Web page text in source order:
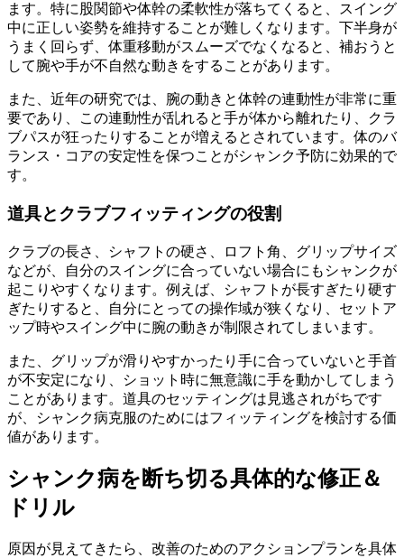
ます。特に股関節や体幹の柔軟性が落ちてくると、スイング
中に正しい姿勢を維持することが難しくなります。下半身が
うまく回らず、体重移動がスムーズでなくなると、補おうと
して腕や手が不自然な動きをすることがあります。
また、近年の研究では、腕の動きと体幹の連動性が非常に重
要であり、この連動性が乱れると手が体から離れたり、クラ
ブパスが狂ったりすることが増えるとされています。体のバ
ランス・コアの安定性を保つことがシャンク予防に効果的で
す。
道具とクラブフィッティングの役割
クラブの長さ、シャフトの硬さ、ロフト角、グリップサイズ
などが、自分のスイングに合っていない場合にもシャンクが
起こりやすくなります。例えば、シャフトが長すぎたり硬す
ぎたりすると、自分にとっての操作域が狭くなり、セットア
ップ時やスイング中に腕の動きが制限されてしまいます。
また、グリップが滑りやすかったり手に合っていないと手首
が不安定になり、ショット時に無意識に手を動かしてしまう
ことがあります。道具のセッティングは見逃されがちです
が、シャンク病克服のためにはフィッティングを検討する価
値があります。
シャンク病を断ち切る具体的な修正＆
ドリル
原因が見えてきたら、改善のためのアクションプランを具体